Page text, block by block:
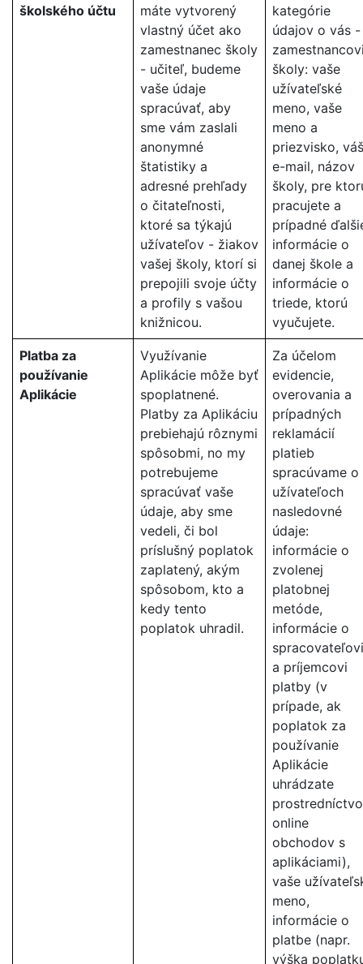
školského účtu
máte vytvorený
vlastný účet ako
zamestnanec školy
- učiteľ, budeme
vaše údaje
spracúvať, aby
sme vám zaslali
anonymné
štatistiky a
adresné prehľady
o čitateľnosti,
ktoré sa týkajú
užívateľov - žiakov
vašej školy, ktorí si
prepojili svoje účty
a profily s vašou
knižnicou.
kategórie
údajov o vás -
školy: vaše
užívateľské
meno, vaše
meno a
priezvisko, váš
e-mail, názov
školy, pre
pracujete a
prípadné
informácie o
danej škole a
informácie o
triede, ktorú
vyučujete.
Platba za
používanie
Aplikácie
Využívanie
Aplikácie môže byť
spoplatnené.
Platby za Aplikáciu
prebiehajú rôznymi
spôsobmi, no my
potrebujeme
spracúvať vaše
údaje, aby sme
vedeli, či bol
príslušný poplatok
zaplatený, akým
spôsobom, kto a
kedy tento
poplatok uhradil.
Za účelom
evidencie,
overovania a
prípadných
reklamácií
platieb
spracúvame o
užívateľoch
nasledovné
údaje:
informácie o
zvolenej
platobnej
metóde,
informácie o
spracovateľovi
a príjemcovi
platby (v
prípade, ak
poplatok za
používanie
Aplikácie
uhrádzate
online
obchodov s
aplikáciami),
vaše
meno,
informácie o
platbe (napr.
výška